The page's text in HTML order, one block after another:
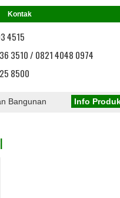
Kontak
4515
3510 / 0821 4048 0974
8500
Info Produk